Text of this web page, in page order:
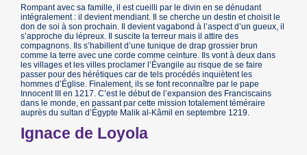
Rompant avec sa famille, il est cueilli par le divin en se dénudant
intégralement : il devient mendiant. Il se cherche un destin et choisit le
don de soi à son prochain. Il devient vagabond à l’aspect d’un gueux, il
s’approche du lépreux. Il suscite la terreur mais il attire des
compagnons. Ils s’habillent d’une tunique de drap grossier brun
comme la terre avec une corde comme ceinture. Ils vont à deux dans
les villages et les villes proclamer l’Évangile au risque de se faire
passer pour des hérétiques car de tels procédés inquiètent les
hommes d’Église. Finalement, ils se font reconnaître par le pape
Innocent III en 1217. C’est le début de l’expansion des Franciscains
dans le monde, en passant par cette mission totalement téméraire
auprès du sultan d’Égypte Malik al-Kâmil en septembre 1219.
Ignace de Loyola